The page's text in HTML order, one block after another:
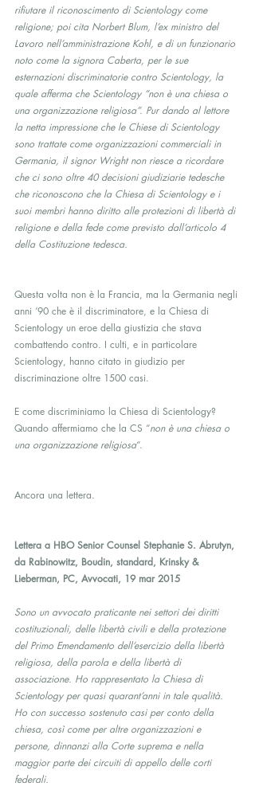
rifiutare il riconoscimento di Scientology come
religione; poi cita Norbert Blum, l’ex ministro del
Lavoro nell’amministrazione Kohl, e di un funzionario
noto come la signora Caberta, per le sue
esternazioni discriminatorie contro Scientology, la
quale afferma che Scientology “non è una chiesa o
una organizzazione religiosa”. Pur dando al lettore
la netta impressione che le Chiese di Scientology
sono trattate come organizzazioni commerciali in
Germania, il signor Wright non riesce a ricordare
che ci sono oltre 40 decisioni giudiziarie tedesche
che riconoscono che la Chiesa di Scientology e i
suoi membri hanno diritto alle protezioni di libertà di
religione e della fede come previsto dall’articolo 4
della Costituzione tedesca.
Questa volta non è la Francia, ma la Germania negli
anni ’90 che è il discriminatore, e la Chiesa di
Scientology un eroe della giustizia che stava
combattendo contro. I culti, e in particolare
Scientology, hanno citato in giudizio per
discriminazione oltre 1500 casi.
E come discriminiamo la Chiesa di Scientology?
Quando affermiamo che la CS “non è una chiesa o
una organizzazione religiosa“.
Ancora una lettera.
Lettera a HBO Senior Counsel Stephanie S. Abrutyn,
da Rabinowitz, Boudin, standard, Krinsky &
Lieberman, PC, Avvocati, 19 mar 2015
Sono un avvocato praticante nei settori dei diritti
costituzionali, delle libertà civili e della protezione
del Primo Emendamento dell’esercizio della libertà
religiosa, della parola e della libertà di
associazione. Ho rappresentato la Chiesa di
Scientology per quasi quarant’anni in tale qualità.
Ho con successo sostenuto casi per conto della
chiesa, così come per altre organizzazioni e
persone, dinnanzi alla Corte suprema e nella
maggior parte dei circuiti di appello delle corti
federali.